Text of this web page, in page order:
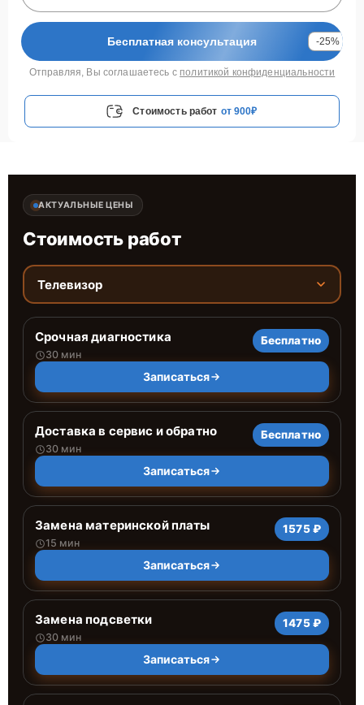
Бесплатная консультация -25%
Отправляя, Вы соглашаетесь с политикой конфиденциальности
Стоимость работ от 900₽
АКТУАЛЬНЫЕ ЦЕНЫ
Стоимость работ
Телевизор
Срочная диагностика
30 мин
Бесплатно
Записаться
Доставка в сервис и обратно
30 мин
Бесплатно
Записаться
Замена материнской платы
15 мин
1575 ₽
Записаться
Замена подсветки
30 мин
1475 ₽
Записаться